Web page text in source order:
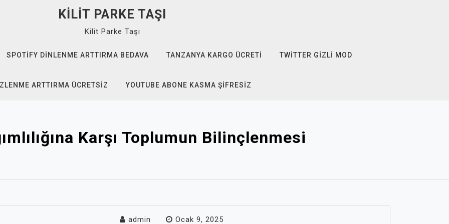
KILIT PARKE TAŞI
Kilit Parke Taşı
SPOTIFY DINLENME ARTTIRMA BEDAVA TANZANYA KARGO ÜCRETI TWITTER GIZLI MOD
ARTTIRMA ÜCRETSIZ YOUTUBE ABONE KASMA ŞIFRESIZ
Karşı Toplumun Bilinçlenmesi
admin Ocak 9, 2025